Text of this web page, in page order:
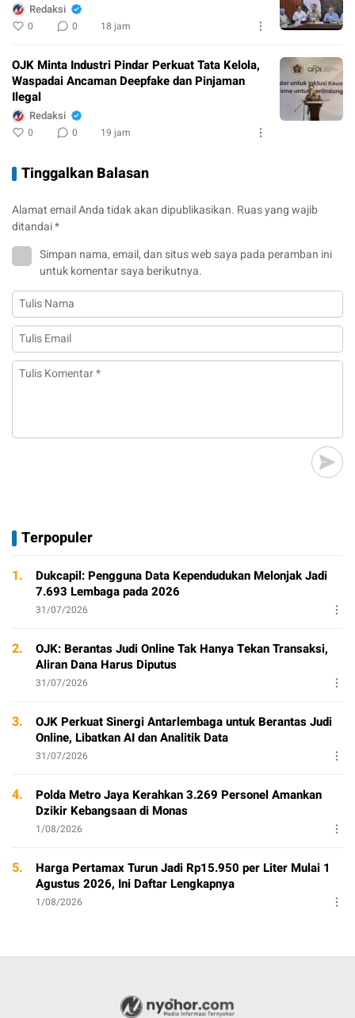
Redaksi
0 0 18 jam
OJK Minta Industri Pindar Perkuat Tata Kelola,
Waspadai Ancaman Deepfake dan Pinjaman
Ilegal
Redaksi
0 0 19 jam
Tinggalkan Balasan
Alamat email Anda tidak akan dipublikasikan. Ruas yang wajib
ditandai*
Simpan nama, email, dan situs web saya pada peramban ini
untuk komentar saya berikutnya.
Terpopuler
1.
Dukcapil: Pengguna Data Kependudukan Melonjak Jadi
7.693 Lembaga pada 2026
31/07/2026
2.
OJK: Berantas Judi Online Tak Hanya Tekan Transaksi,
Aliran Dana Harus Diputus
31/07/2026
3.
OJK Perkuat Sinergi Antarlembaga untuk Berantas Judi
Online, Libatkan AI dan Analitik Data
31/07/2026
4.
Polda Metro Jaya Kerahkan 3.269 Personel Amankan
Dzikir Kebangsaan di Monas
1/08/2026
5.
Harga Pertamax Turun Jadi Rp15.950 per Liter Mulai 1
Agustus 2026, Ini Daftar Lengkapnya
1/08/2026